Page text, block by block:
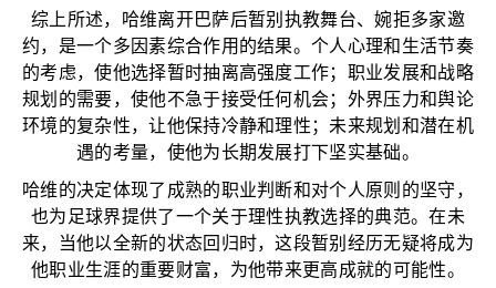
综上所述，哈维离开巴萨后暂别执教舞台、婉拒多家邀
约，是一个多因素综合作用的结果。个人心理和生活节奏
的考虑，使他选择暂时抽离高强度工作；职业发展和战略
规划的需要，使他不急于接受任何机会；外界压力和舆论
环境的复杂性，让他保持冷静和理性；未来规划和潜在机
遇的考量，使他为长期发展打下坚实基础。
哈维的决定体现了成熟的职业判断和对个人原则的坚守，
也为足球界提供了一个关于理性执教选择的典范。在未
来，当他以全新的状态回归时，这段暂别经历无疑将成为
他职业生涯的重要财富，为他带来更高成就的可能性。